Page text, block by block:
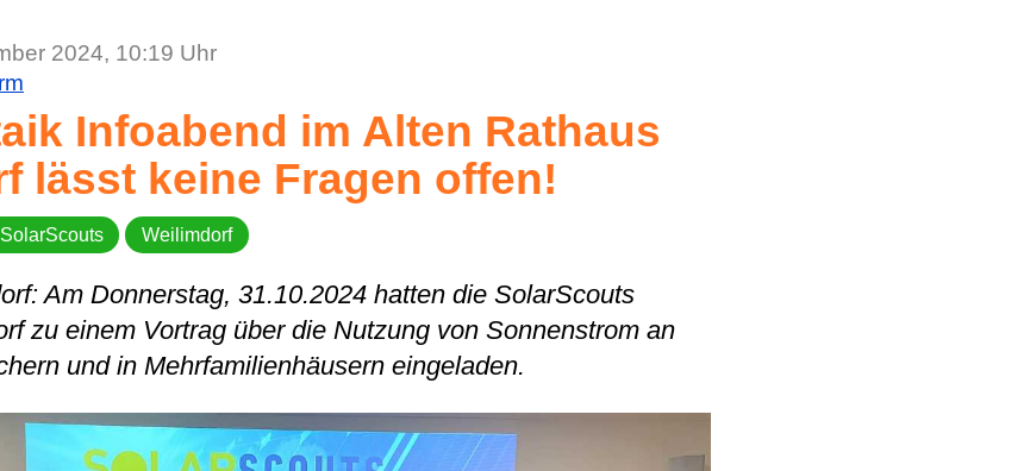
2024, 10:19 Uhr
Infoabend im Alten Rathaus
lässt keine Fragen offen!
SolarScouts Weilimdorf
Am Donnerstag, 31.10.2024 hatten die SolarScouts
zu einem Vortrag über die Nutzung von Sonnenstrom an
und in Mehrfamilienhäusern eingeladen.